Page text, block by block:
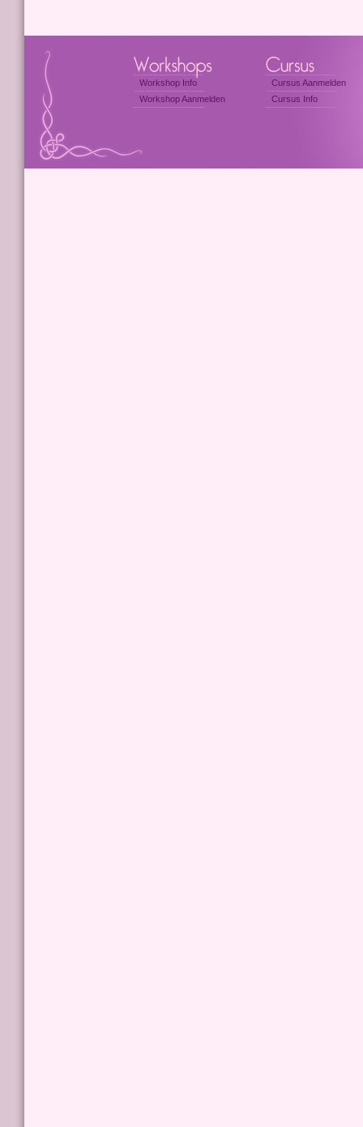
Workshop Info
Workshop Aanmelden
Cursus Aanmelden
Cursus Info